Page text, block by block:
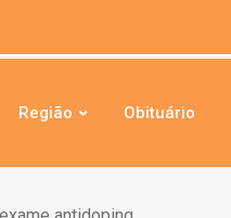
Região Obituário